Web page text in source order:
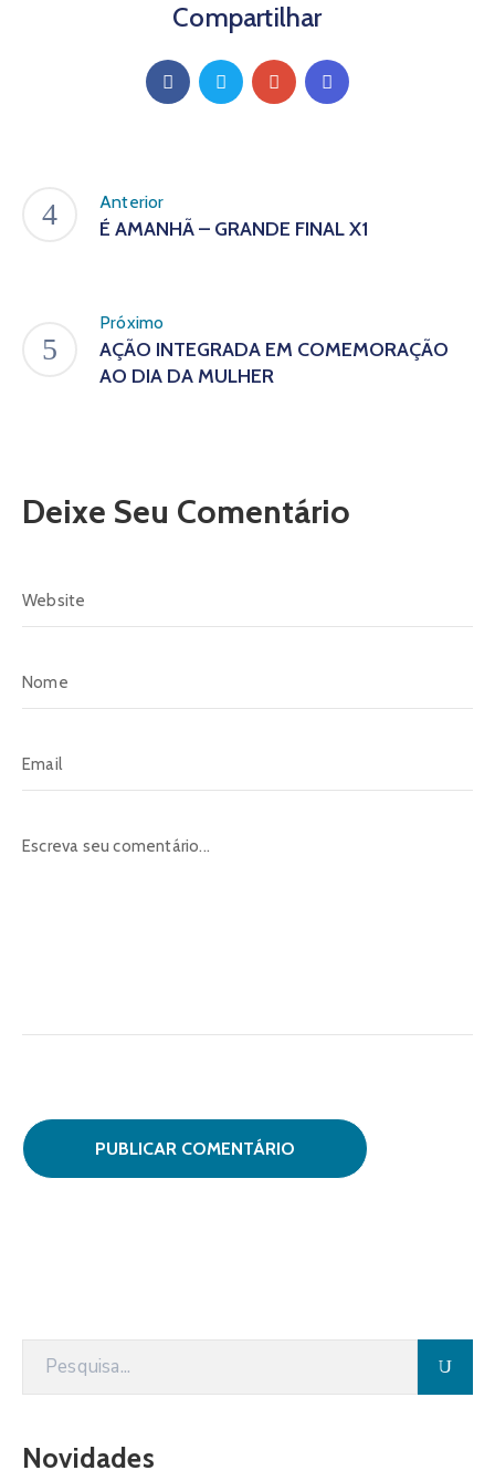
Compartilhar
Anterior
É AMANHÃ – GRANDE FINAL X1
Próximo
AÇÃO INTEGRADA EM COMEMORAÇÃO
AO DIA DA MULHER
Deixe Seu Comentário
Novidades